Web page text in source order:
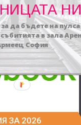
ЗА 2026
да бъдете на пулса
в зала
София